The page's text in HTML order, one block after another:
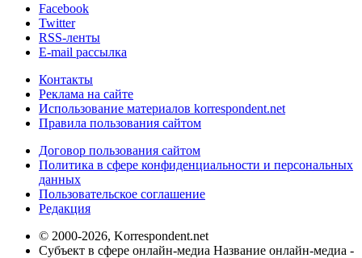
Facebook
Twitter
RSS-ленты
E-mail рассылка
Контакты
Реклама на сайте
Использование материалов korrespondent.net
Правила пользования сайтом
Договор пользования сайтом
Политика в сфере конфиденциальности и персональных
данных
Пользовательское соглашение
Редакция
© 2000-2026, Korrespondent.net
Субъект в сфере онлайн-медиа Название онлайн-медиа -